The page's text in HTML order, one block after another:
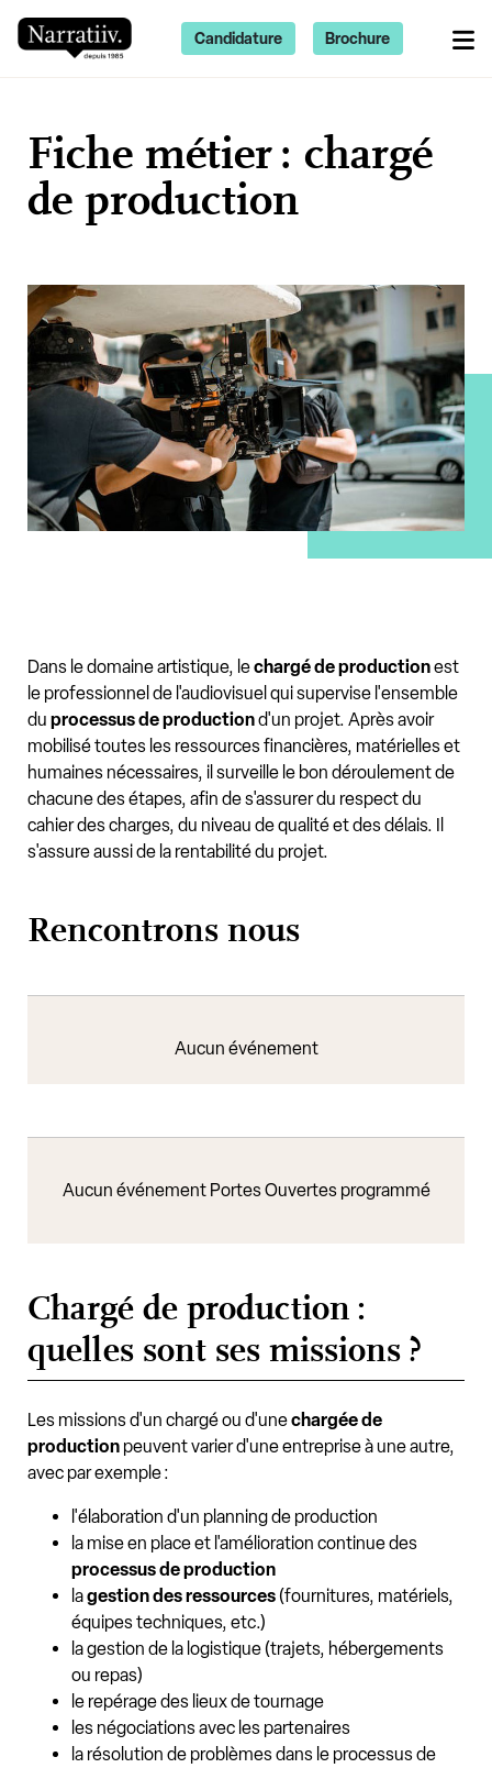
Fiche métier : chargé
de production
Dans le domaine artistique, lechargé de productionest
le professionnel de l'audiovisuel qui supervise l'ensemble
du processus de productiond'un projet. Après avoir
mobilisé toutes les ressources financières, matérielles et
humaines nécessaires, il surveille le bon déroulement de
chacune des étapes, afin de s'assurer du respect du
cahier des charges, du niveau de qualité et des délais. Il
s'assure aussi de la rentabilité du projet.
Rencontrons nous
Aucun événement
Aucun événement Portes Ouvertes programmé
Chargé de production :
quelles sont ses missions ?
Les missions d'un chargé ou d'unechargée de
production peuvent varier d'une entreprise à une autre,
avec par exemple :
l'élaboration d'un planning de production
la mise en place et l'amélioration continue des
processus de production
lagestion des ressources(fournitures, matériels,
équipes techniques, etc.)
la gestion de la logistique (trajets, hébergements
ou repas)
le repérage des lieux de tournage
les négociations avec les partenaires
la résolution de problèmes dans le processus de
Candidature Brochure